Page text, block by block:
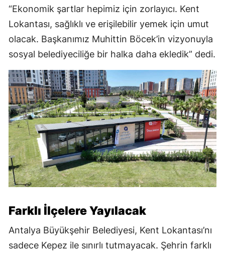
“Ekonomik şartlar hepimiz için zorlayıcı. Kent
Lokantası, sağlıklı ve erişilebilir yemek için umut
olacak. Başkanımız Muhittin Böcek’in vizyonuyla
sosyal belediyeciliğe bir halka daha ekledik” dedi.
Farklı İlçelere Yayılacak
Antalya Büyükşehir Belediyesi, Kent Lokantası’nı
sadece Kepez ile sınırlı tutmayacak. Şehrin farklı